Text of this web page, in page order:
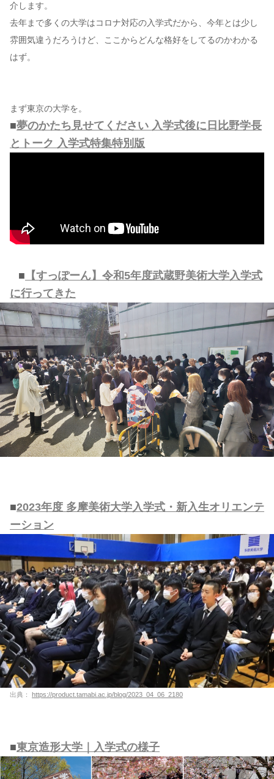
介します。
去年まで多くの大学はコロナ対応の入学式だから、今年とは少し
雰囲気違うだろうけど、ここからどんな格好をしてるのかわかる
はず。
まず東京の大学を。
■夢のかたち見せてください 入学式後に日比野学長
とトーク 入学式特集特別版
■ 【すっぽーん】令和5年度武蔵野美術大学入学式
に行ってきた
■2023年度 多摩美術大学入学式・新入生オリエンテ
ーション
出典： https://product.tamabi.ac.jp/blog/2023_04_06_2180
■東京造形大学｜入学式の様子